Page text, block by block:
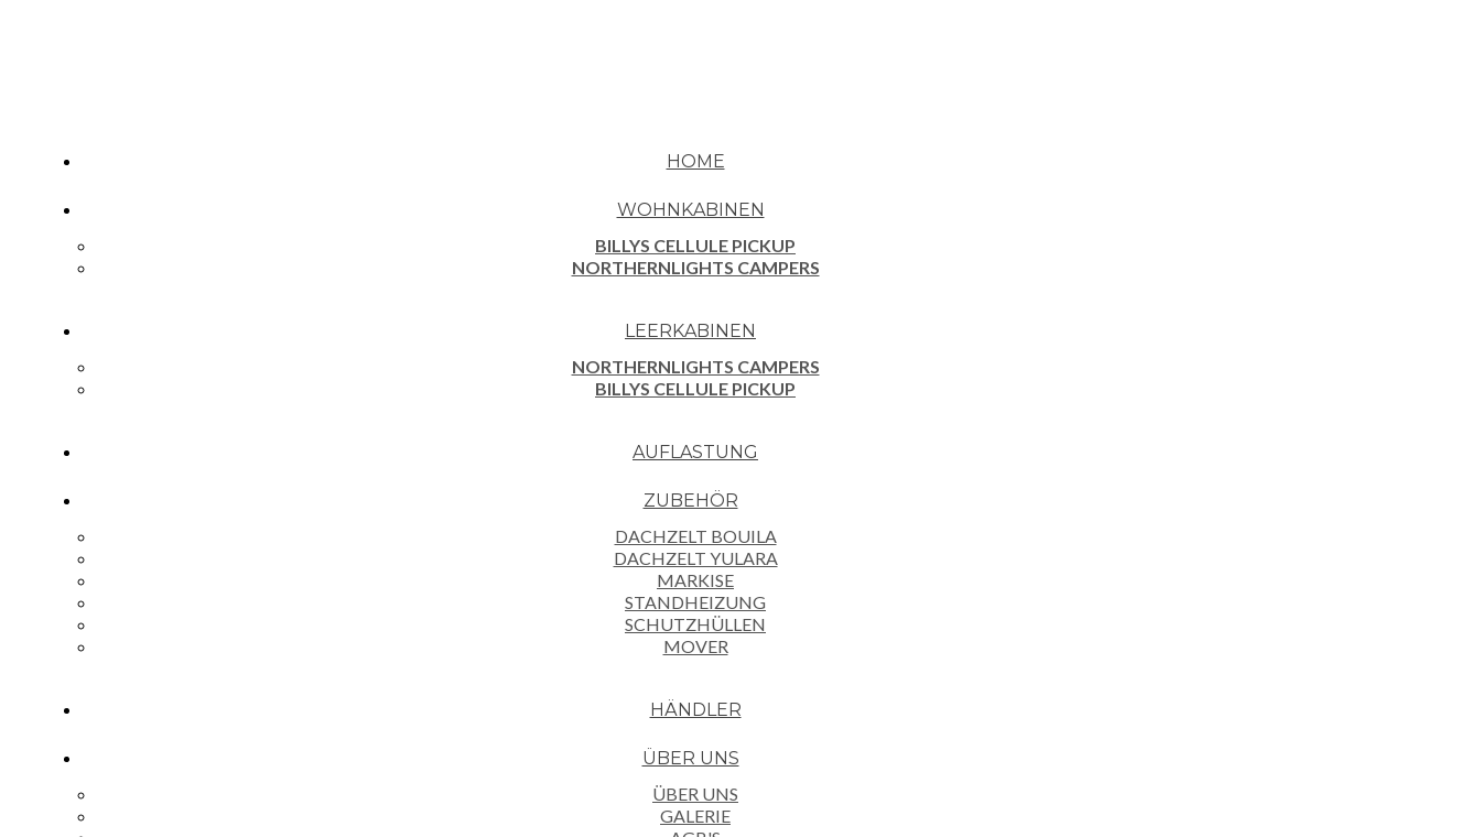
HOME
WOHNKABINEN
BILLYS CELLULE PICKUP
NORTHERNLIGHTS CAMPERS
LEERKABINEN
NORTHERNLIGHTS CAMPERS
BILLYS CELLULE PICKUP
AUFLASTUNG
ZUBEHÖR
DACHZELT BOUILA
DACHZELT YULARA
MARKISE
STANDHEIZUNG
SCHUTZHÜLLEN
MOVER
HÄNDLER
ÜBER UNS
ÜBER UNS
GALERIE